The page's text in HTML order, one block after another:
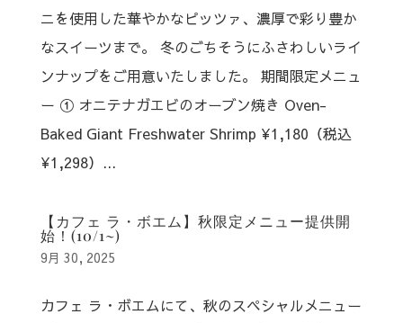
ニを使用した華やかなピッツァ、濃厚で彩り豊か
なスイーツまで。 冬のごちそうにふさわしいライ
ンナップをご用意いたしました。 期間限定メニュ
ー ① オニテナガエビのオーブン焼き Oven-
Baked Giant Freshwater Shrimp ¥1,180（税込
¥1,298）...
【カフェ ラ・ボエム】秋限定メニュー提供開
始！(10/1~)
9月 30, 2025
カフェ ラ・ボエムにて、秋のスペシャルメニュー